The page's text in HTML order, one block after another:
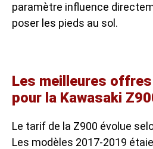
paramètre influence
poser les pieds au sol.
Les meilleures
pour la Kawasaki
Le tarif de la Z900 évolue
Les modèles 2017-2019